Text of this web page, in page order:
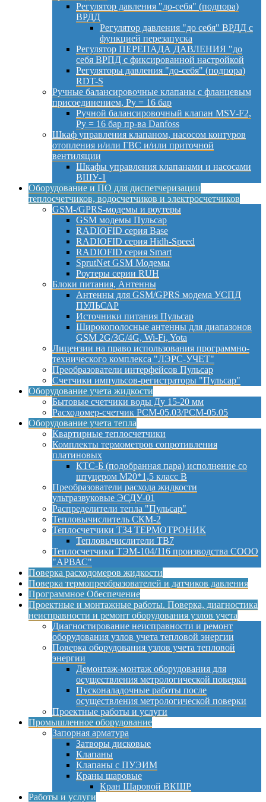
Регулятор давления "до-себя" (подпора)
ВРДД
Регулятор давления "до себя" ВРДД с
функцией перезапуска
Регулятор ПЕРЕПАДА ДАВЛЕНИЯ "до
себя ВРПД с фиксированной настройкой
Регуляторы давления "до-себя" (подпора)
RDT-S
Ручные балансировочные клапаны с фланцевым
присоединением, Py = 16 бар
Ручной балансировочный клапан MSV-F2,
Py = 16 бар пр-ва Danfoss
Шкаф управления клапаном, насосом контуров
отопления и/или ГВС и/или приточной
вентиляции
Шкафы управления клапанами и насосами
ВШУ-1
Оборудование и ПО для диспетчеризации
теплосчетчиков, водосчетчиков и электросчетчиков
GSM-/GPRS-модемы и роутеры
GSM модемы Пульсар
RADIOFID серия Base
RADIOFID серия Hidh-Speed
RADIOFID серия Smart
SprutNet GSM Модемы
Роутеры серии RUH
Блоки питания, Антенны
Антенны для GSM/GPRS модема УСПД
ПУЛЬСАР
Источники питания Пульсар
Широкополосные антенны для диапазонов
GSM 2G/3G/4G, Wi-Fi, Yota
Лицензии на право использования программно-
технического комплекса "ЛЭРС-УЧЕТ"
Преобразователи интерфейсов Пульсар
Счетчики импульсов-регистраторы "Пульсар"
Оборудование учета жидкости
Бытовые счетчики воды Ду 15-20 мм
Расходомер-счетчик РСМ-05.03/РСМ-05.05
Оборудование учета тепла
Квартирные теплосчетчики
Комплекты термометров сопротивления
платиновых
КТС-Б (подобранная пара) исполнение со
штуцером М20*1,5 класс B
Преобразователи расхода жидкости
ультразвуковые ЭСДУ-01
Распределители тепла "Пульсар"
Тепловычислитель СКМ-2
Теплосчетчики Т34 ТЕРМОТРОНИК
Тепловычислители ТВ7
Теплосчетчики ТЭМ-104/116 производства СООО
"АРВАС"
Поверка расходомеров жидкости
Поверка термопреобразователей и датчиков давления
Программное Обеспечение
Проектные и монтажные работы. Поверка, диагностика
неисправности и ремонт оборудования узлов учета
Диагностирование неисправности и ремонт
оборудования узлов учета тепловой энергии
Поверка оборудования узлов учета тепловой
энергии
Демонтаж-монтаж оборудования для
осуществления метрологической поверки
Пусконаладочные работы после
осуществления метрологической поверки
Проектные работы и услуги
Промышленное оборудование
Запорная арматура
Затворы дисковые
Клапаны
Клапаны с ПУЭИМ
Краны шаровые
Кран Шаровой ВКШР
Работы и услуги